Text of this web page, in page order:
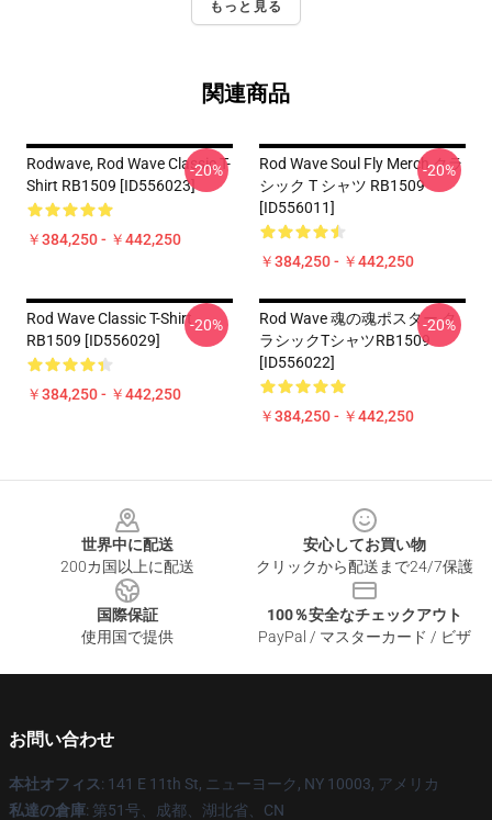
もっと見る
関連商品
Rodwave, Rod Wave Classic T-
Shirt RB1509 [ID556023]
￥384,250 - ￥442,250
-20%
Rod Wave Soul Fly Merch クラ
シック T シャツ RB1509
[ID556011]
￥384,250 - ￥442,250
-20%
Rod Wave Classic T-Shirt
RB1509 [ID556029]
￥384,250 - ￥442,250
-20%
Rod Wave 魂の魂ポスター ク
ラシックTシャツRB1509
[ID556022]
￥384,250 - ￥442,250
-20%
世界中に配送
200カ国以上に配送
安心してお買い物
クリックから配送まで24/7保護
国際保証
使用国で提供
100％安全なチェックアウト
PayPal / マスターカード / ビザ
お問い合わせ
本社オフィス: 141 E 11th St, ニューヨーク, NY 10003, アメリカ
私達の倉庫: 第51号、成都、湖北省、CN